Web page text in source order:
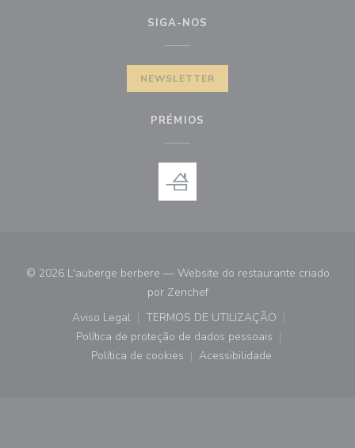
SIGA-NOS
NEWSLETTER
PRÉMIOS
© 2026 L'auberge berbere — Website do restaurante criado
por Zenchef((abre numa nova janela))
Aviso Legal
((abre numa nova janela))
TERMOS DE UTILIZAÇÃO
((abre numa nova janela))
Política de proteção de dados pessoais
((abre numa nova janela))
Política de cookies
((abre numa nova janela))
Acessibilidade
((abre numa nova